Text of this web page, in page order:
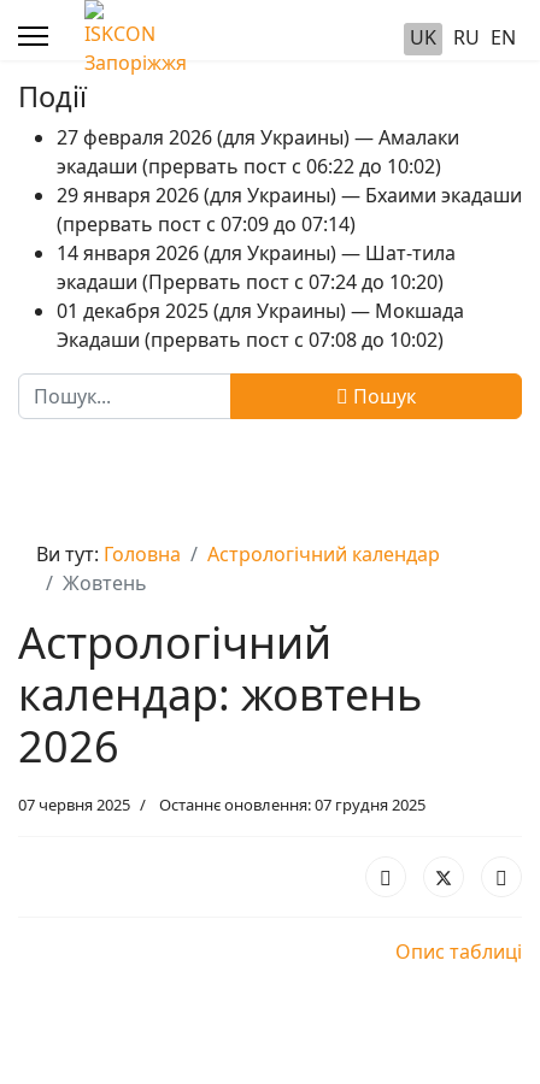
UK RU EN
Події
27 февраля 2026 (для Украины) — Амалаки
экадаши (прервать пост с 06:22 до 10:02)
29 января 2026 (для Украины) — Бхаими экадаши
(прервать пост с 07:09 до 07:14)
14 января 2026 (для Украины) — Шат-тила
экадаши (Прервать пост с 07:24 до 10:20)
01 декабря 2025 (для Украины) — Мокшада
Экадаши (прервать пост с 07:08 до 10:02)
Пошук
Пошук
Ви тут: Головна
Астрологічний календар
Жовтень
Астрологічний
календар: жовтень
2026
07 червня 2025 Останнє оновлення: 07 грудня 2025
Опис таблиці